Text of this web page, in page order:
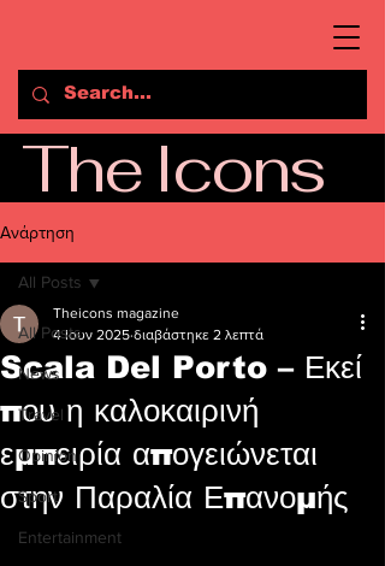
The Icons
Ανάρτηση
All Posts
News
Travel
Opinion
Sport
Entertainment
All Posts
Scala Del Porto – Εκεί
που η καλοκαιρινή
εμπειρία απογειώνεται
στην Παραλία Επανομής
Theicons magazine
4 Ιουν 2025 διαβάστηκε 2 λεπτά